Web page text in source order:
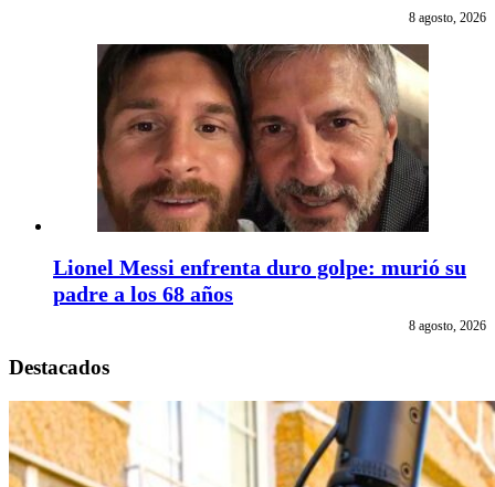
8 agosto, 2026
Lionel Messi enfrenta duro golpe: murió su
padre a los 68 años
8 agosto, 2026
Destacados